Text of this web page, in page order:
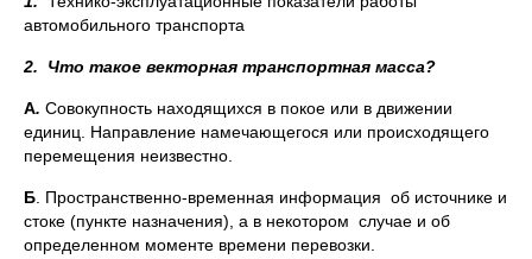
автомобильного транспорта
2. Что такое векторная транспортная масса?
А. Совокупность находящихся в покое или в движении
единиц. Направление намечающегося или происходящего
перемещения неизвестно.
Б . Пространственно-временная информация об источнике и
стоке (пункте назначения), а в некотором случае и об
определенном моменте времени перевозки.